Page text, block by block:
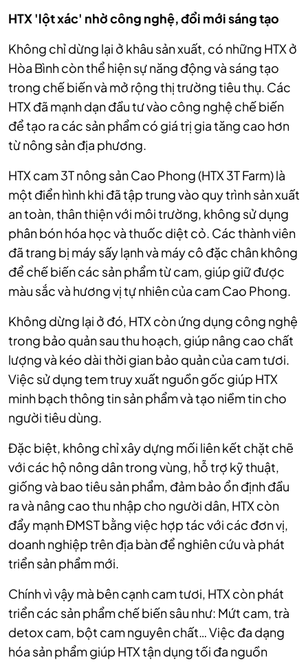
HTX 'lột xác' nhờ công nghệ, đổi mới sáng tạo
Không chỉ dừng lại ở khâu sản xuất, có những HTX ở
Hòa Bình còn thể hiện sự năng động và sáng tạo
trong chế biến và mở rộng thị trường tiêu thụ. Các
HTX đã mạnh dạn đầu tư vào công nghệ chế biến
để tạo ra các sản phẩm có giá trị gia tăng cao hơn
từ nông sản địa phương.
HTX cam 3T nông sản Cao Phong (HTX 3T Farm) là
một điển hình khi đã tập trung vào quy trình sản xuất
an toàn, thân thiện với môi trường, không sử dụng
phân bón hóa học và thuốc diệt cỏ. Các thành viên
đã trang bị máy sấy lạnh và máy cô đặc chân không
để chế biến các sản phẩm từ cam, giúp giữ được
màu sắc và hương vị tự nhiên của cam Cao Phong.
Không dừng lại ở đó, HTX còn ứng dụng công nghệ
trong bảo quản sau thu hoạch, giúp nâng cao chất
lượng và kéo dài thời gian bảo quản của cam tươi.
Việc sử dụng tem truy xuất nguồn gốc giúp HTX
minh bạch thông tin sản phẩm và tạo niềm tin cho
người tiêu dùng.
Đặc biệt, không chỉ xây dựng mối liên kết chặt chẽ
với các hộ nông dân trong vùng, hỗ trợ kỹ thuật,
giống và bao tiêu sản phẩm, đảm bảo ổn định đầu
ra và nâng cao thu nhập cho người dân, HTX còn
đẩy mạnh ĐMST bằng việc hợp tác với các đơn vị,
doanh nghiệp trên địa bàn để nghiên cứu và phát
triển sản phẩm mới.
Chính vì vậy mà bên cạnh cam tươi, HTX còn phát
triển các sản phẩm chế biến sâu như: Mứt cam, trà
detox cam, bột cam nguyên chất… Việc đa dạng
hóa sản phẩm giúp HTX tận dụng tối đa nguồn